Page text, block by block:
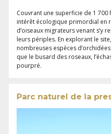
Couvrant une superficie de 1 700
intérêt écologique primordial en
d’oiseaux migrateurs venant s’y
leurs périples. En explorant le
nombreuses espèces
que le busard des roseaux,
pourpré.
Parc naturel de la